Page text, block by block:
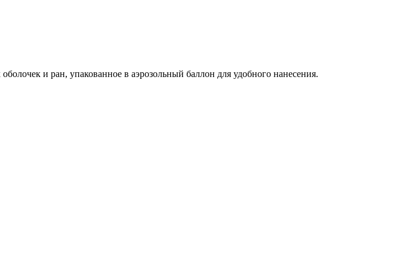
и ран, упакованное в аэрозольный баллон для удобного нанесения.